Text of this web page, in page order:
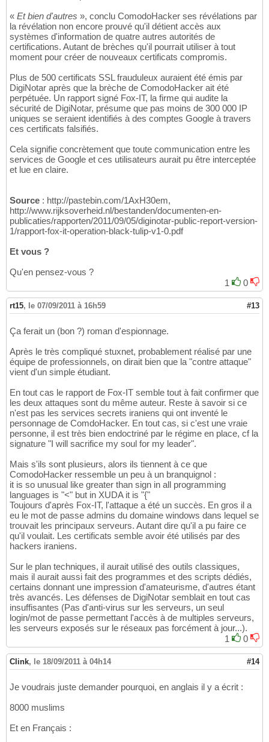
« Et bien d'autres », conclu ComodoHacker ses révélations par
la révélation non encore prouvé qu'il détient accès aux
systèmes d'information de quatre autres autorités de
certifications. Autant de brèches qu'il pourrait utiliser à tout
moment pour créer de nouveaux certificats compromis.
Plus de 500 certificats SSL frauduleux auraient été émis par
DigiNotar après que la brèche de ComodoHacker ait été
perpétuée. Un rapport signé Fox-IT, la firme qui audite la
sécurité de DigiNotar, présume que pas moins de 300 000 IP
uniques se seraient identifiés à des comptes Google à travers
ces certificats falsifiés.
Cela signifie concrètement que toute communication entre les
services de Google et ces utilisateurs aurait pu être interceptée
et lue en claire.
Source : http://pastebin.com/1AxH30em,
http://www.rijksoverheid.nl/bestanden/documenten-en-
publicaties/rapporten/2011/09/05/diginotar-public-report-version-
1/rapport-fox-it-operation-black-tulip-v1-0.pdf
Et vous ?
Qu'en pensez-vous ?
1
0
rt15, le 07/09/2011 à 16h59 #13
Ça ferait un (bon ?) roman d'espionnage.
Après le très compliqué stuxnet, probablement réalisé par une
équipe de professionnels, on dirait bien que la "contre attaque"
vient d'un simple étudiant.
En tout cas le rapport de Fox-IT semble tout à fait confirmer que
les deux attaques sont du même auteur. Reste à savoir si ce
n'est pas les services secrets iraniens qui ont inventé le
personnage de ComdoHacker. En tout cas, si c'est une vraie
personne, il est très bien endoctriné par le régime en place, cf la
signature "I will sacrifice my soul for my leader".
Mais s'ils sont plusieurs, alors ils tiennent à ce que
ComodoHacker ressemble un peu à un branquignol :
it is so unusual like greater than sign in all programming
languages is "<" but in XUDA it is "{"
Toujours d'après Fox-IT, l'attaque a été un succès. En gros il a
eu le mot de passe admins du domaine windows dans lequel se
trouvait les principaux serveurs. Autant dire qu'il a pu faire ce
qu'il voulait. Les certificats semble avoir été utilisés par des
hackers iraniens.
Sur le plan techniques, il aurait utilisé des outils classiques,
mais il aurait aussi fait des programmes et des scripts dédiés,
certains donnant une impression d'amateurisme, d'autres étant
très avancés. Les défenses de DigiNotar semblait en tout cas
insuffisantes (Pas d'anti-virus sur les serveurs, un seul
login/mot de passe permettant l'accès à de multiples serveurs,
les serveurs exposés sur le réseaux pas forcément à jour...).
1
0
Clink, le 18/09/2011 à 04h14 #14
Je voudrais juste demander pourquoi, en anglais il y a écrit :
8000 muslims
Et en Français :